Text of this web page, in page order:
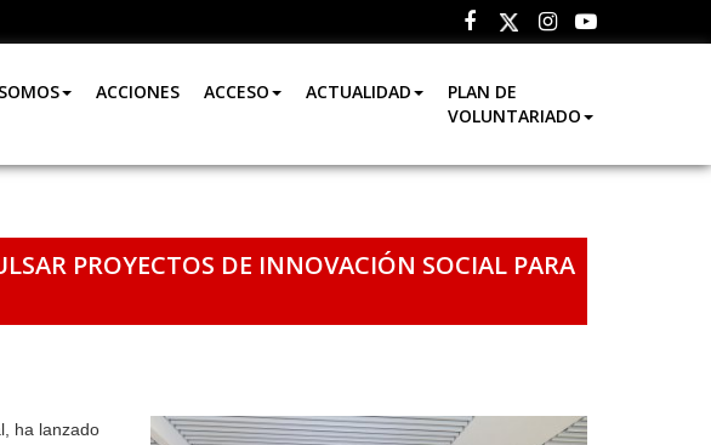
Facebook
Twitter
Instagram
Youtube
ACCIONES ACCESO ACTUALIDAD
PLAN DE
VOLUNTARIADO
PROYECTOS DE INNOVACIÓN SOCIAL PARA
ha lanzado